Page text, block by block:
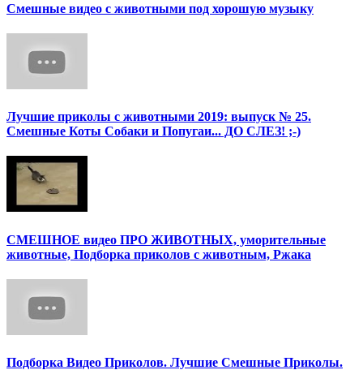
Смешные видео с животными под хорошую музыку
Лучшие приколы с животными 2019: выпуск № 25.
Смешные Коты Собаки и Попугаи... ДО СЛЕЗ! ;-)
СМЕШНОЕ видео ПРО ЖИВОТНЫХ, уморительные
животные, Подборка приколов с животным, Ржака
Подборка Видео Приколов. Лучшие Смешные Приколы.